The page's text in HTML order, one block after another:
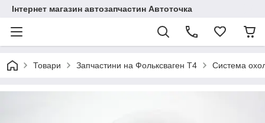
Інтернет магазин автозапчастин Автоточка
Товари Запчастини на Фольксваген Т4 Система